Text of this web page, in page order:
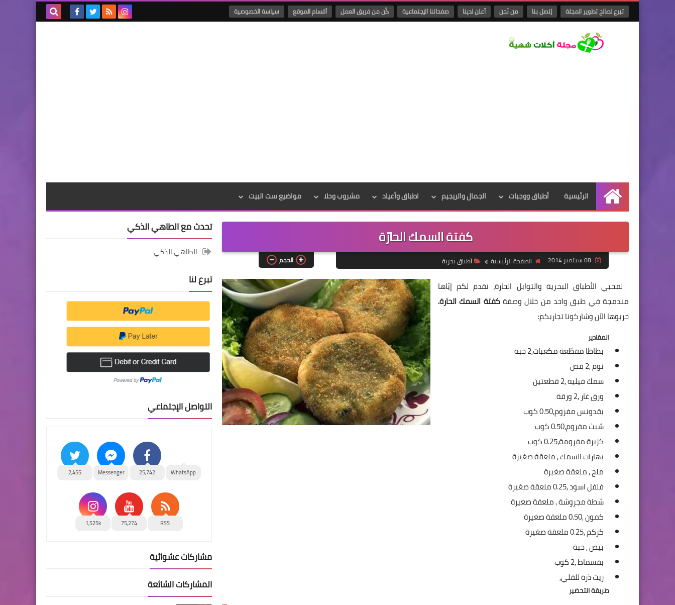
تبرع لصالح تطوير المجلة إتصل بنا من نَحن أعلن لدينا صفحاتنا الإجتماعية كُن من فريق العمل أقسام الموقع سياسة الخصوصية
الرئيسية
الرئيسية أطباق ووجبات الجمال والريجيم اطباق وأعياد مشروب وحلا مواضيع ست البيت
كفتة السمك الحارّة
08 سبتمبر 2014 الصفحة الرئيسية أطباق بحرية الحجم
لمحبي الأطباق البحرية والتوابل الحارة، نقدم لكم إيّاها
مندمجة في طبق واحد من خلال وصفةكفتة السمك الحارة.
جربوها الآن وشاركونا تجاربكم:
المقادير
بطاطا مقطّعة مكعبات,2 حبة
ثوم ,2 فص
سمك فيليه ,2 قطعتين
ورق غار ,2 ورقة
بقدونس مفروم,0.50 كوب
شبث مفروم,0.50 كوب
كزبرة مفرومة,0.25 كوب
بهارات السمك ,ملعقة صغيرة
ملح ,ملعقة صغيرة
فلفل اسود ,0.25 ملعقة صغيرة
شطة مجروشة ,ملعقة صغيرة
كمون ,0.50 ملعقة صغيرة
كركم ,0.25 ملعقة صغيرة
بيض ,حبة
بقسماط ,2 كوب
زيت ذرة للقلي,
طريقة التحضير
تحدث مع الطاهي الذكي
الطاهي الذكي
تبرع لنا
التواصل الإجتماعي
WhatsApp
25,742
Messenger
2,455
RSS
75,274
1,525k
مشاركات عشوائية
المشاركات الشائعة